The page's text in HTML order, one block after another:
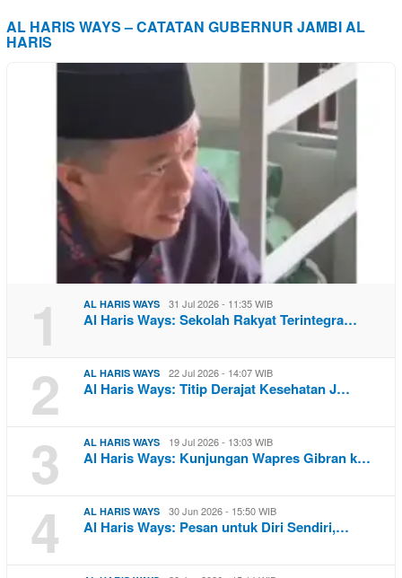
AL HARIS WAYS – CATATAN GUBERNUR JAMBI AL
HARIS
1 AL HARIS WAYS 31 Jul 2026 - 11:35 WIB
Al Haris Ways: Sekolah Rakyat Terintegra…
2 AL HARIS WAYS 22 Jul 2026 - 14:07 WIB
Al Haris Ways: Titip Derajat Kesehatan J…
3 AL HARIS WAYS 19 Jul 2026 - 13:03 WIB
Al Haris Ways: Kunjungan Wapres Gibran k…
4 AL HARIS WAYS 30 Jun 2026 - 15:50 WIB
Al Haris Ways: Pesan untuk Diri Sendiri,…